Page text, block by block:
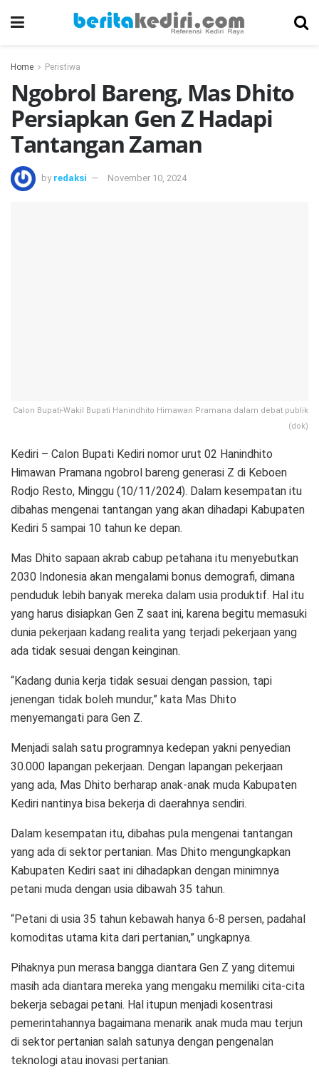
Home Peristiwa
Ngobrol Bareng, Mas Dhito
Persiapkan Gen Z Hadapi
Tantangan Zaman
by redaksi November 10, 2024
Calon Bupati-Wakil Bupati Hanindhito Himawan Pramana dalam debat publik
(dok)
Kediri – Calon Bupati Kediri nomor urut 02 Hanindhito
Himawan Pramana ngobrol bareng generasi Z di Keboen
Rodjo Resto, Minggu (10/11/2024). Dalam kesempatan itu
dibahas mengenai tantangan yang akan dihadapi Kabupaten
Kediri 5 sampai 10 tahun ke depan.
Mas Dhito sapaan akrab cabup petahana itu menyebutkan
2030 Indonesia akan mengalami bonus demografi, dimana
penduduk lebih banyak mereka dalam usia produktif. Hal itu
yang harus disiapkan Gen Z saat ini, karena begitu memasuki
dunia pekerjaan kadang realita yang terjadi pekerjaan yang
ada tidak sesuai dengan keinginan.
“Kadang dunia kerja tidak sesuai dengan passion, tapi
jenengan tidak boleh mundur,” kata Mas Dhito
menyemangati para Gen Z.
Menjadi salah satu programnya kedepan yakni penyedian
30.000 lapangan pekerjaan. Dengan lapangan pekerjaan
yang ada, Mas Dhito berharap anak-anak muda Kabupaten
Kediri nantinya bisa bekerja di daerahnya sendiri.
Dalam kesempatan itu, dibahas pula mengenai tantangan
yang ada di sektor pertanian. Mas Dhito mengungkapkan
Kabupaten Kediri saat ini dihadapkan dengan minimnya
petani muda dengan usia dibawah 35 tahun.
“Petani di usia 35 tahun kebawah hanya 6-8 persen, padahal
komoditas utama kita dari pertanian,” ungkapnya.
Pihaknya pun merasa bangga diantara Gen Z yang ditemui
masih ada diantara mereka yang mengaku memiliki cita-cita
bekerja sebagai petani. Hal itupun menjadi kosentrasi
pemerintahannya bagaimana menarik anak muda mau terjun
di sektor pertanian salah satunya dengan pengenalan
teknologi atau inovasi pertanian.